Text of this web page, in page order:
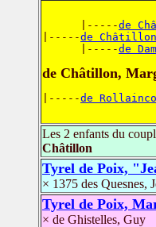
      |-----
de
|-----de
      |-----
de
de Châtillon,
|-----de
Les 2 enfants du
Châtillon
Tyrel de Poix,
× 1375 des Quesnes,
Tyrel de Poix,
× de Ghistelles, Guy